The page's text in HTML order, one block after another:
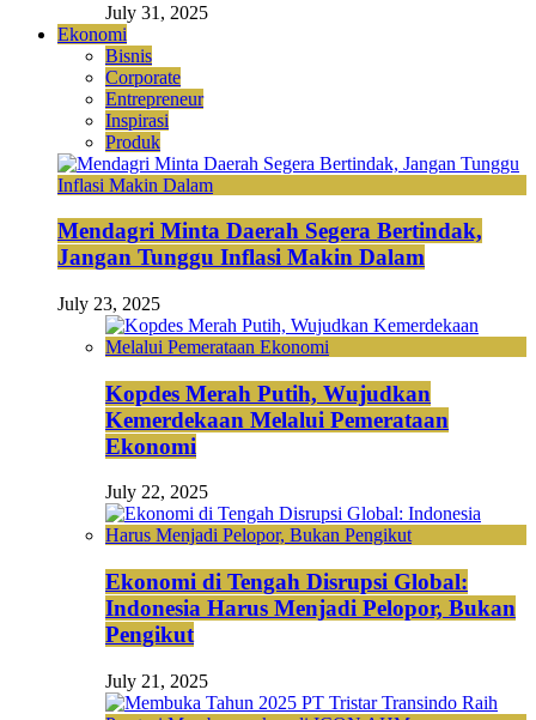
July 31, 2025
Ekonomi
Bisnis
Corporate
Entrepreneur
Inspirasi
Produk
Mendagri Minta Daerah Segera Bertindak,
Jangan Tunggu Inflasi Makin Dalam
July 23, 2025
Kopdes Merah Putih, Wujudkan
Kemerdekaan Melalui Pemerataan
Ekonomi
July 22, 2025
Ekonomi di Tengah Disrupsi Global:
Indonesia Harus Menjadi Pelopor, Bukan
Pengikut
July 21, 2025